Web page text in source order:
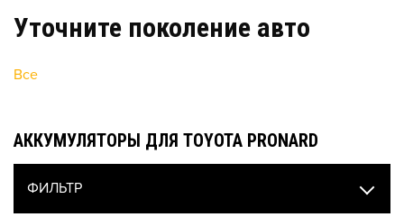
Уточните поколение авто
Все
АККУМУЛЯТОРЫ ДЛЯ TOYOTA PRONARD
ФИЛЬТР